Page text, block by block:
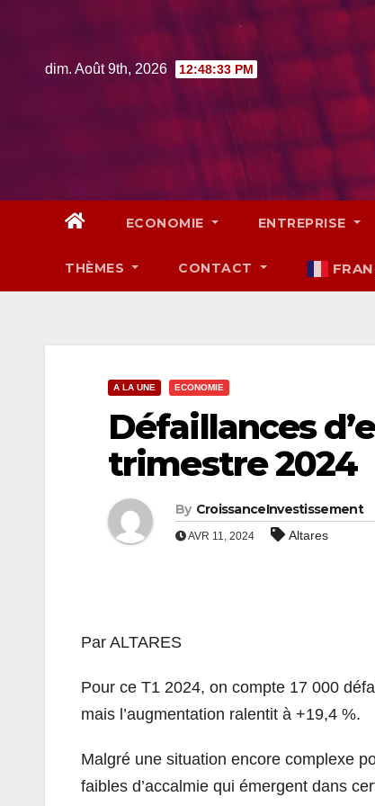
contentdim. Août 9th, 2026 12:48:35 PM
ECONOMIE ENTREPRISE
THÈMES CONTACT
A LA UNE ECONOMIE
Défaillances
trimestre 2024
By CroissanceInvestissement
AVR 11, 2024 Altares
Par ALTARES
Pour ce T1 2024, on compte 17 000
mais l’augmentation ralentit à +19,4 %.
Malgré une situation encore complexe
faibles d’accalmie qui émergent dans